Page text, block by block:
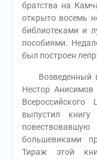
братства на
открыто восемь
библиотеками и
пособиями.
был построен
Возведенный в
Нестор
выпустил книгу
большевиками
Тираж этой